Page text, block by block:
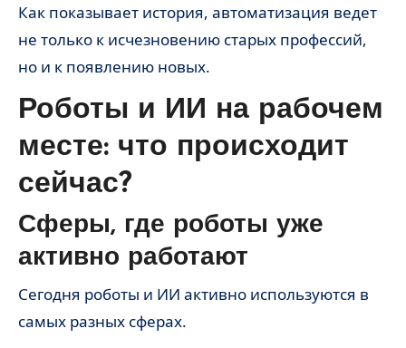
Как показывает история, автоматизация ведет
не только к исчезновению старых профессий,
но и к появлению новых.
Роботы и ИИ на рабочем
месте: что происходит
сейчас?
Сферы, где роботы уже
активно работают
Сегодня роботы и ИИ активно используются в
самых разных сферах.